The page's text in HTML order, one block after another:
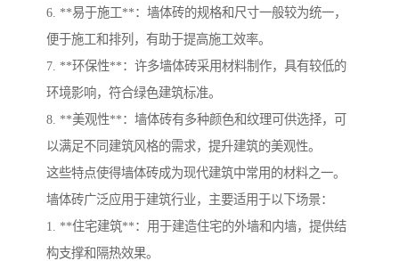
6. **易于施工**：墙体砖的规格和尺寸一般较为统一，
便于施工和排列，有助于提高施工效率。
7. **环保性**：许多墙体砖采用材料制作，具有较低的
环境影响，符合绿色建筑标准。
8. **美观性**：墙体砖有多种颜色和纹理可供选择，可
以满足不同建筑风格的需求，提升建筑的美观性。
这些特点使得墙体砖成为现代建筑中常用的材料之一。
墙体砖广泛应用于建筑行业，主要适用于以下场景：
1. **住宅建筑**：用于建造住宅的外墙和内墙，提供结
构支撑和隔热效果。